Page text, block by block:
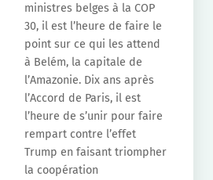
ministres belges à la COP
30, il est l’heure de faire le
point sur ce qui les attend
à Belém, la capitale de
l’Amazonie. Dix ans après
l’Accord de Paris, il est
l’heure de s’unir pour faire
rempart contre l’effet
Trump en faisant triompher
la coopération